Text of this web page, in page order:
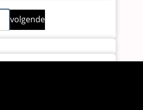
Volgende
pagina
volgende